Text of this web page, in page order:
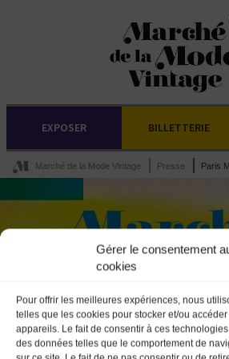
Gérer le consentement
cookies
Pour offrir les meilleures expériences, nous
telles que les cookies pour stocker et/ou
appareils. Le fait de consentir à ces
des données telles que le comportement de
EXPOSER BILLETTERIE
Marché de la Mode Vintage Presse Paris